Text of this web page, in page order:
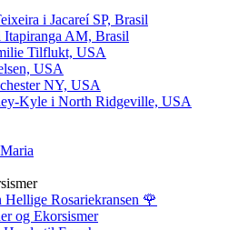
i Jacareí SP, Brasil
AM, Brasil
Tilflukt, USA
USA
NY, USA
Kyle i North Ridgeville, USA
Rosariekransen 🌹
og Ekorsismer